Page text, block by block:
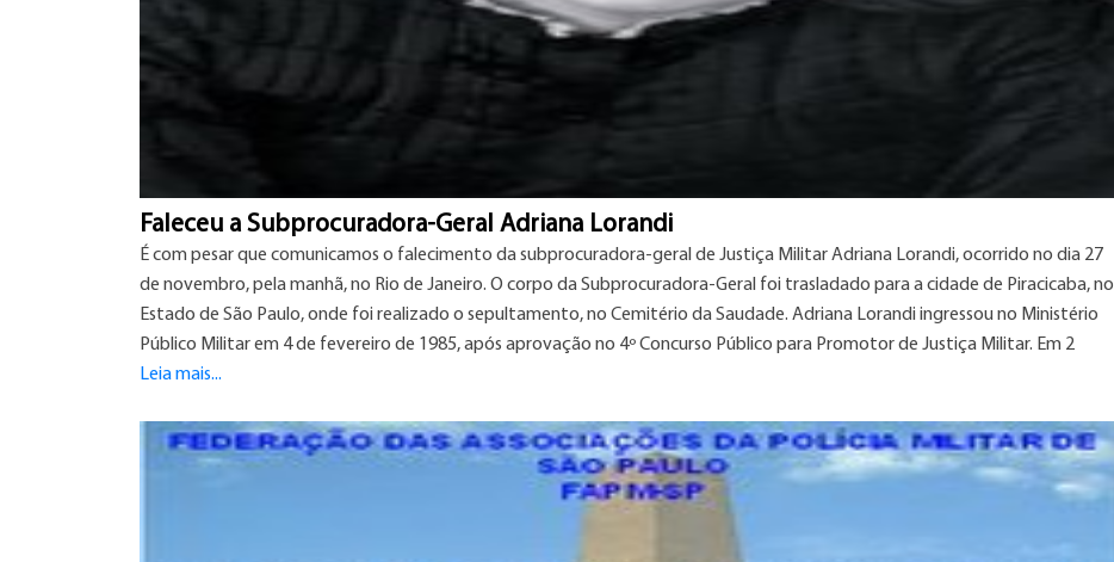
Faleceu a Subprocuradora-Geral Adriana Lorandi
É com pesar que comunicamos o falecimento da subprocuradora-geral de Justiça Militar Adriana Lorandi, ocorrido no dia 27
de novembro, pela manhã, no Rio de Janeiro. O corpo da Subprocuradora-Geral foi trasladado para a cidade de Piracicaba, no
Estado de São Paulo, onde foi realizado o sepultamento, no Cemitério da Saudade. Adriana Lorandi ingressou no Ministério
Público Militar em 4 de fevereiro de 1985, após aprovação no 4º Concurso Público para Promotor de Justiça Militar. Em 2
Leia mais...